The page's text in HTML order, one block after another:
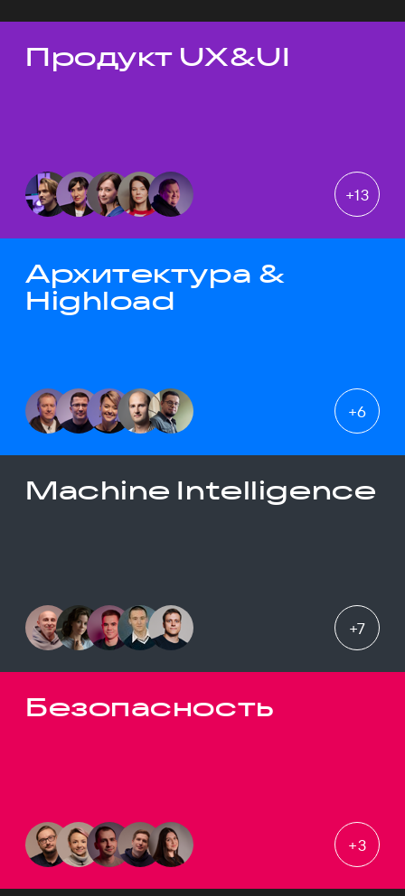
Темы докладов
Продукт UX&UI
+13
Архитектура &
Highload
+6
Machine Intelligence
+7
Безопасность
+3